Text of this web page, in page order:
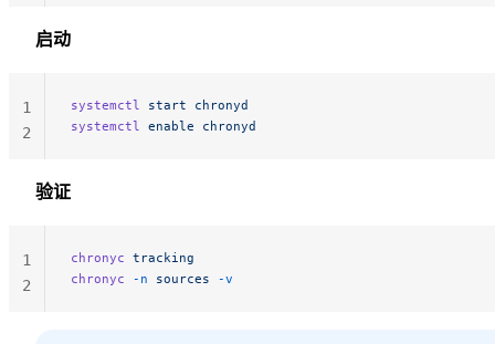
启动
systemctl start chronyd
systemctl enable chronyd
1
2
验证
chronyc tracking
chronyc -n sources -v
1
2